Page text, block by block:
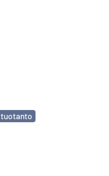
tuotanto